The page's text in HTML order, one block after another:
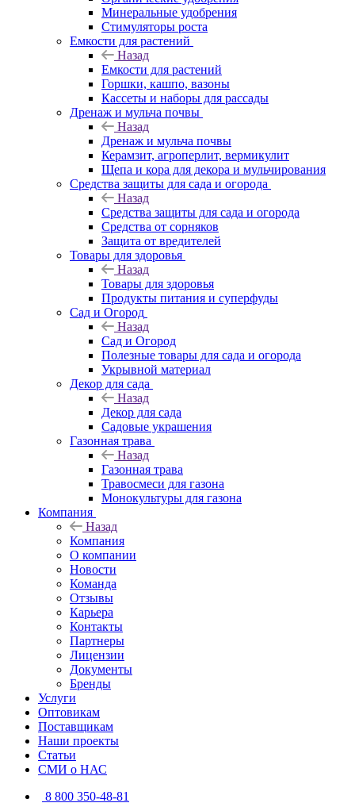
Минеральные удобрения
Стимуляторы роста
Емкости для растений
Назад
Емкости для растений
Горшки, кашпо, вазоны
Кассеты и наборы для рассады
Дренаж и мульча почвы
Назад
Дренаж и мульча почвы
Керамзит, агроперлит, вермикулит
Щепа и кора для декора и мульчирования
Средства защиты для сада и огорода
Назад
Средства защиты для сада и огорода
Средства от сорняков
Защита от вредителей
Товары для здоровья
Назад
Товары для здоровья
Продукты питания и суперфуды
Сад и Огород
Назад
Сад и Огород
Полезные товары для сада и огорода
Укрывной материал
Декор для сада
Назад
Декор для сада
Садовые украшения
Газонная трава
Назад
Газонная трава
Травосмеси для газона
Монокультуры для газона
Компания
Назад
Компания
О компании
Новости
Команда
Отзывы
Карьера
Контакты
Партнеры
Лицензии
Документы
Бренды
Услуги
Оптовикам
Поставщикам
Наши проекты
Статьи
СМИ о НАС
8 800 350-48-81